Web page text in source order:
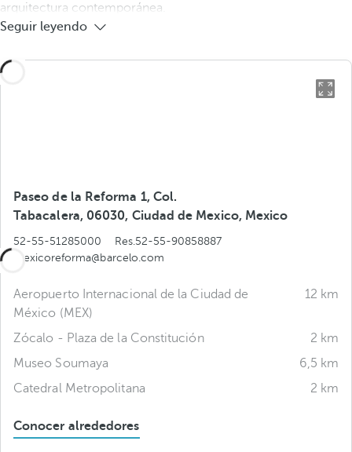
arquitectura contemporánea.
Seguir leyendo
Paseo de la Reforma 1, Col.
Tabacalera, 06030, Ciudad de Mexico, Mexico
52-55-51285000
Res.52-55-90858887
mexicoreforma@barcelo.com
Aeropuerto Internacional de la Ciudad de
México (MEX)
12 km
Zócalo - Plaza de la Constitución
2 km
Museo Soumaya
6,5 km
Catedral Metropolitana
2 km
Conocer alrededores